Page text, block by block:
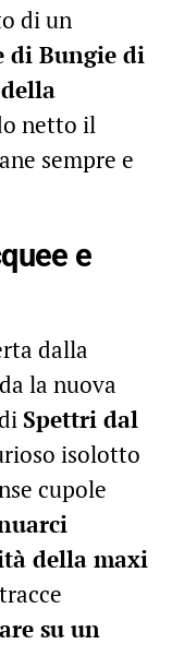
di un
di Bungie di
netto il
sempre e
e
dalla
la nuova
Spettri dal
isolotto
cupole
della maxi
su un